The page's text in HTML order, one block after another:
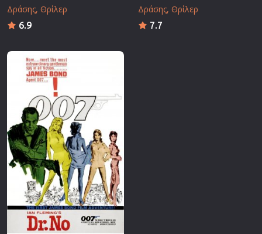
Δράσης Θρίλερ
6.9
Δράσης Θρίλερ
7.7